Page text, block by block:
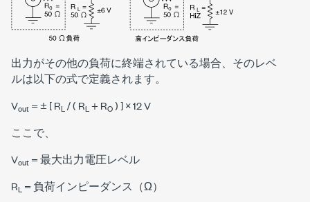
出力がその他の負荷に終端されている場合、そのレベ
ルは以下の式で定義されます。
Vout = ± [ RL/ ( RL+ RO) ] × 12 V
ここで、
Vout = 最大出力電圧レベル
RL = 負荷インピーダンス（Ω）